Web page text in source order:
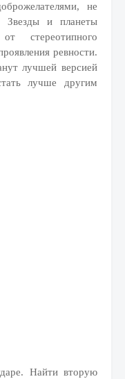
не
и планеты
стереотипного
ревности.
лучшей версией
лучше другим
Найти вторую